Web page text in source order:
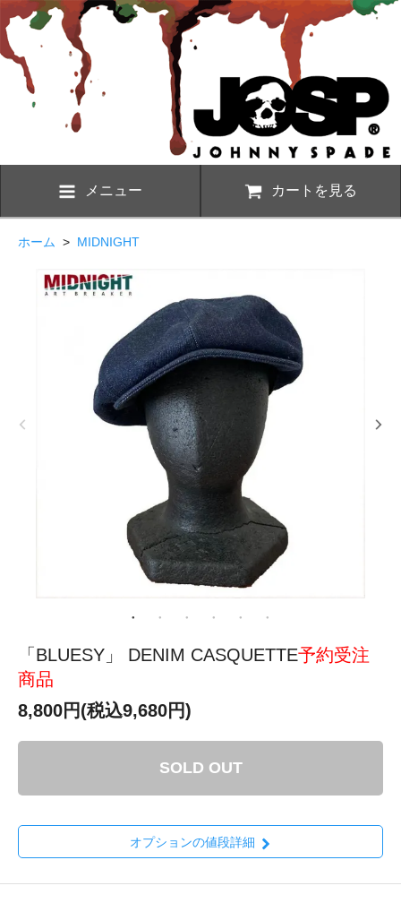
メニュー カートを見る
ホーム > MIDNIGHT
「BLUESY」 DENIM CASQUETTE予約受注
商品
8,800円(税込9,680円)
SOLD OUT
オプションの値段詳細